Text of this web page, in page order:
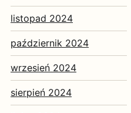
listopad 2024
październik 2024
wrzesień 2024
sierpień 2024